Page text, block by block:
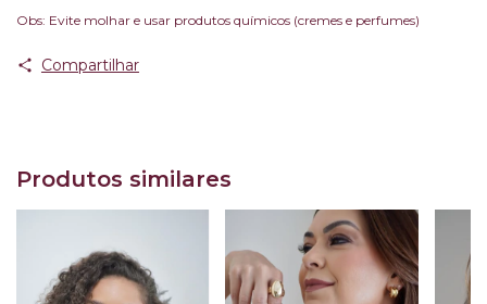
Obs: Evite molhar e usar produtos químicos (cremes e perfumes)
Compartilhar
Produtos similares